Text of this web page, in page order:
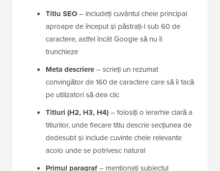
Titlu SEO– includeți cuvântul cheie principal
aproape de început și păstrați-l sub 60 de
caractere, astfel încât Google să nu îl
trunchieze
Meta descriere– scrieți un rezumat
convingător de 160 de caractere care să îi facă
pe utilizatori să dea clic
Titluri (H2, H3, H4)– folosiți o ierarhie clară a
titlurilor, unde fiecare titlu descrie secțiunea de
dedesubt și include cuvinte cheie relevante
acolo unde se potrivesc natural
Primul paragraf– menționați subiectul